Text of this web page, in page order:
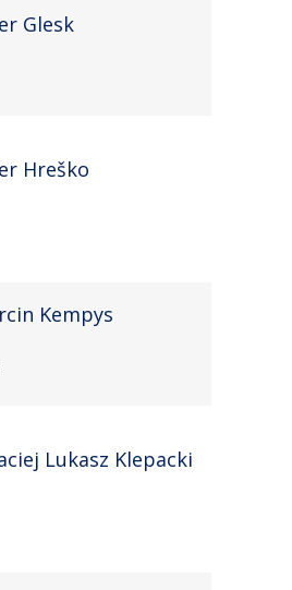
Glesk
Hreško
Kempys
Lukasz Klepacki